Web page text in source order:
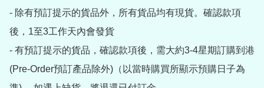
- 除有預訂提示的貨品外，所有貨品均有現貨。確認款項
後，1至3工作天內會發貨
- 有預訂提示的貨品，確認款項後，需大約3-4星期訂購到港
(Pre-Order預訂產品除外)（以當時購買所顯示預購日子為